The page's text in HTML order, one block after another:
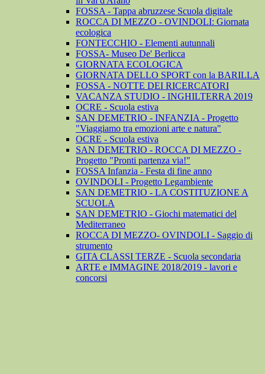
FOSSA - Tappa abruzzese Scuola digitale
ROCCA DI MEZZO - OVINDOLI: Giornata
ecologica
FONTECCHIO - Elementi autunnali
FOSSA- Museo De' Berlicca
GIORNATA ECOLOGICA
GIORNATA DELLO SPORT con la BARILLA
FOSSA - NOTTE DEI RICERCATORI
VACANZA STUDIO - INGHILTERRA 2019
OCRE - Scuola estiva
SAN DEMETRIO - INFANZIA - Progetto
"Viaggiamo tra emozioni arte e natura"
OCRE - Scuola estiva
SAN DEMETRIO - ROCCA DI MEZZO -
Progetto "Pronti partenza via!"
FOSSA Infanzia - Festa di fine anno
OVINDOLI - Progetto Legambiente
SAN DEMETRIO - LA COSTITUZIONE A
SCUOLA
SAN DEMETRIO - Giochi matematici del
Mediterraneo
ROCCA DI MEZZO- OVINDOLI - Saggio di
strumento
GITA CLASSI TERZE - Scuola secondaria
ARTE e IMMAGINE 2018/2019 - lavori e
concorsi